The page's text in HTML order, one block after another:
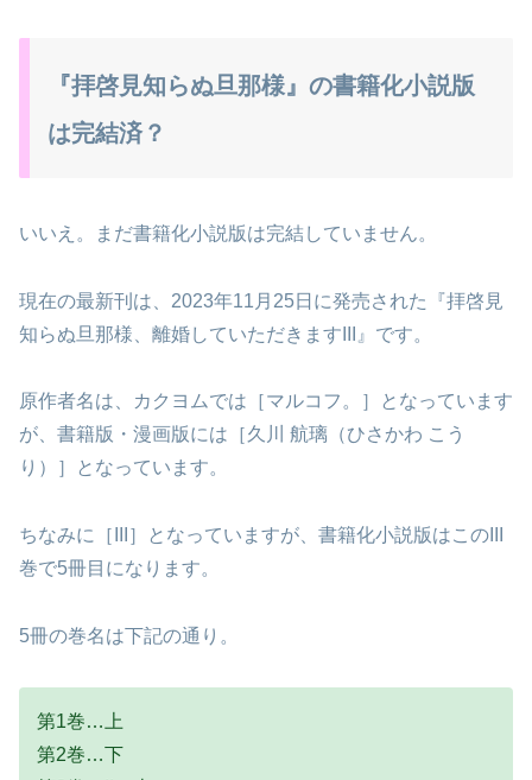
『拝啓見知らぬ旦那様』の書籍化小説版
は完結済？
いいえ。まだ書籍化小説版は完結していません。
現在の最新刊は、2023年11月25日に発売された『拝啓見
知らぬ旦那様、離婚していただきますIII』です。
原作者名は、カクヨムでは［マルコフ。］となっています
が、書籍版・漫画版には［久川 航璃（ひさかわ こう
り）］となっています。
ちなみに［III］となっていますが、書籍化小説版はこのIII
巻で5冊目になります。
5冊の巻名は下記の通り。
第1巻…上
第2巻…下